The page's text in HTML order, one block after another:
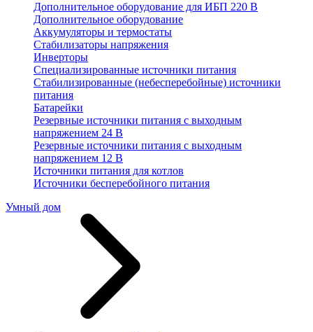
Дополнительное оборудование для ИБП 220 В
Дополнительное оборудование
Аккумуляторы и термостаты
Стабилизаторы напряжения
Инверторы
Специализированные источники питания
Стабилизированные (небесперебойные) источники
питания
Батарейки
Резервные источники питания с выходным
напряжением 24 В
Резервные источники питания с выходным
напряжением 12 В
Источники питания для котлов
Источники бесперебойного питания
Умный дом